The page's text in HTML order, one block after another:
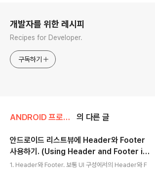
개발자를 위한 레시피
Recipes for Developer.
구독하기
ANDROID 프로그래밍/LISTVIEW 의 다른 글
안드로이드 리스트뷰에 Header와 Footer
사용하기. (Using Header and Footer in
Android ListView)
1. Header와 Footer. 보통 UI 구성에서의 Header와 F